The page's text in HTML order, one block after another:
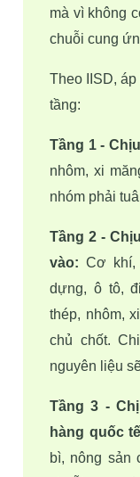
mà vì không
chuỗi cung
Theo IISD,
tầng:
Tầng 1 -
nhôm, xi
nhóm phải
Tầng 2 -
vào: Cơ khí,
dựng, ô tô,
thép, nhôm,
chủ chốt.
nguyên liệu
Tầng 3 -
hàng quốc
bì, nông sản